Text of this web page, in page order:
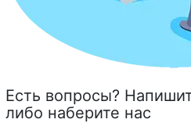
Есть вопросы?
либо наберите нас